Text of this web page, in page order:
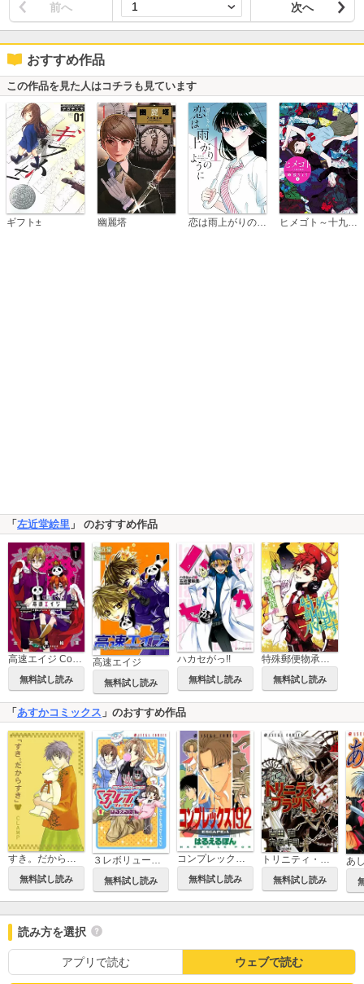
前へ 次へ
おすすめ作品
この作品を見た人はコチラも見ています
ギフト± 幽麗塔 恋は雨上がりのように ヒメゴト～十九歳の制服～
「 左近堂絵里 」 のおすすめ作品
無料試し読み
高速エイジ
無料試し読み
ハカセがっ!!
無料試し読み
特殊郵便物承ります
無料試し読み
「 あすかコミックス 」のおすすめ作品
すき。だからすき
無料試し読み 無料試し読み 無料試し読み 無料試し読み
あ
読み方を選択
アプリで読む ウェブで読む